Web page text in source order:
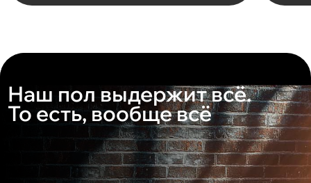
Наш пол выдержит всё.
То есть, вообще всё